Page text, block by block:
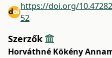
https://doi.org/
52
Szerzők
Horváthné Kökény